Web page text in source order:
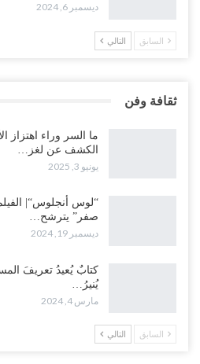
ديسمبر 6, 2024
السابق التالي
ثقافة وفن
الكشف عن لغز…
يونيو 3, 2025
“لوس أنجلوس“|
صفر” يترشح…
ديسمبر 19, 2024
كتابٌ يُعيدُ تعريفَ
يُنيرُ…
مارس 4, 2024
السابق التالي